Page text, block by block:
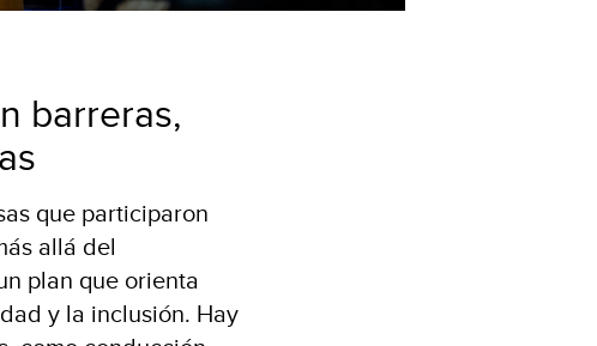
barreras,
que participaron
allá del
plan que orienta
y la inclusión. Hay